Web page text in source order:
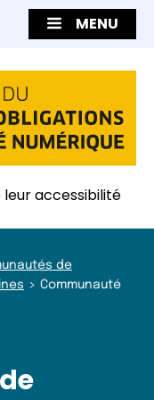
MENU
leur accessibilité
de
Communauté